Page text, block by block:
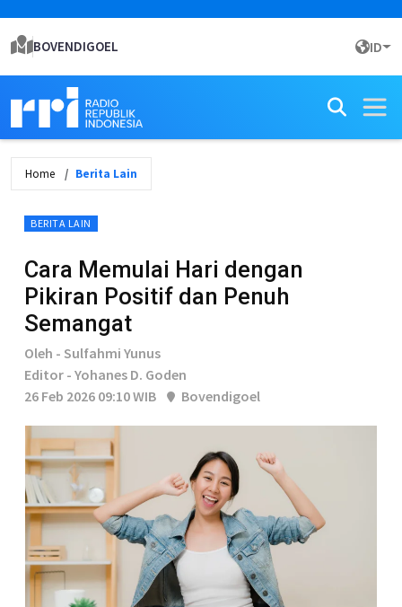
BOVENDIGOEL ID
Home Berita Lain
BERITA LAIN
Cara Memulai Hari dengan
Pikiran Positif dan Penuh
Semangat
Oleh - Sulfahmi Yunus
Editor - Yohanes D. Goden
26 Feb 2026 09:10 WIB
Bovendigoel